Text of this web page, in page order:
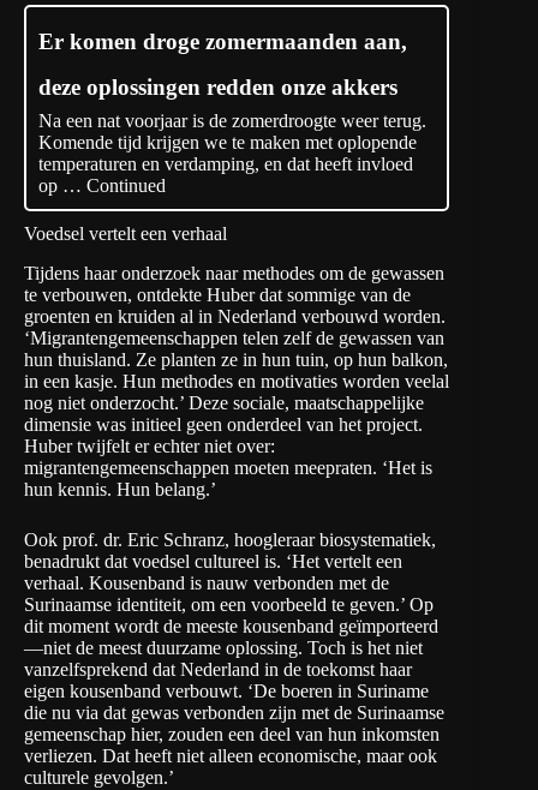
Er komen droge zomermaanden aan,
deze oplossingen redden onze akkers
Na een nat voorjaar is de zomerdroogte weer terug.
Komende tijd krijgen we te maken met oplopende
temperaturen en verdamping, en dat heeft invloed
op … Continued
Voedsel vertelt een verhaal
Tijdens haar onderzoek naar methodes om de gewassen
te verbouwen, ontdekte Huber dat sommige van de
groenten en kruiden al in Nederland verbouwd worden.
‘Migrantengemeenschappen telen zelf de gewassen van
hun thuisland. Ze planten ze in hun tuin, op hun balkon,
in een kasje. Hun methodes en motivaties worden veelal
nog niet onderzocht.’ Deze sociale, maatschappelijke
dimensie was initieel geen onderdeel van het project.
Huber twijfelt er echter niet over:
migrantengemeenschappen moeten meepraten. ‘Het is
hun kennis. Hun belang.’
Ook prof. dr. Eric Schranz, hoogleraar biosystematiek,
benadrukt dat voedsel cultureel is. ‘Het vertelt een
verhaal. Kousenband is nauw verbonden met de
Surinaamse identiteit, om een voorbeeld te geven.’ Op
dit moment wordt de meeste kousenband geïmporteerd
—niet de meest duurzame oplossing. Toch is het niet
vanzelfsprekend dat Nederland in de toekomst haar
eigen kousenband verbouwt. ‘De boeren in Suriname
die nu via dat gewas verbonden zijn met de Surinaamse
gemeenschap hier, zouden een deel van hun inkomsten
verliezen. Dat heeft niet alleen economische, maar ook
culturele gevolgen.’